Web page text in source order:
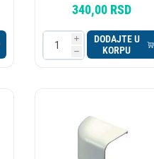
340,00 RSD
i
h
DODAJTE U
KORPU